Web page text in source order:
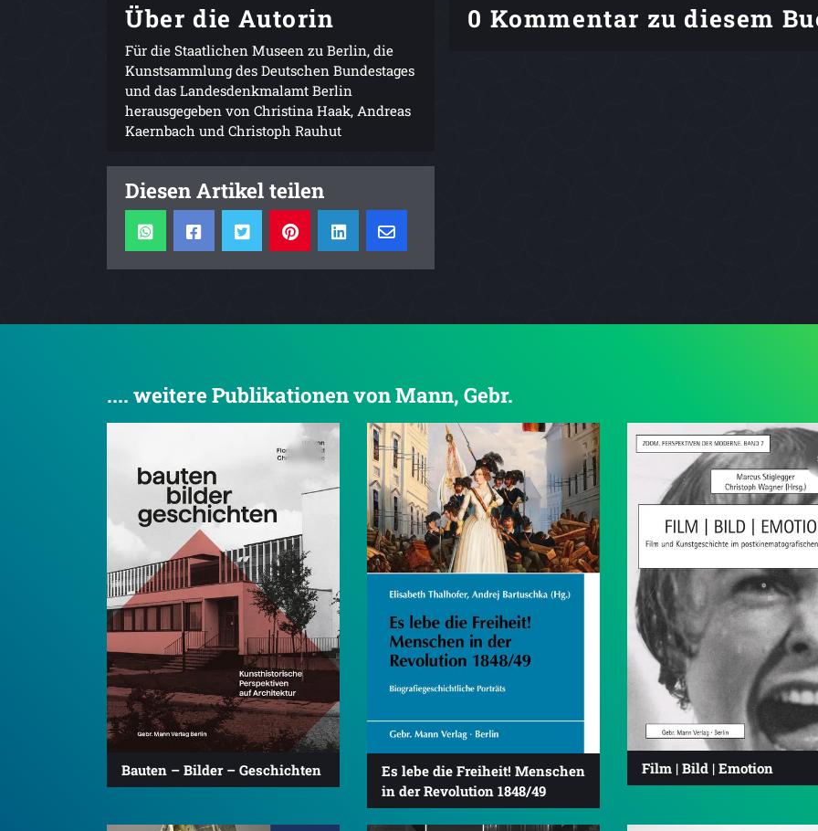
Über die Autorin
Für die Staatlichen Museen zu Berlin, die
Kunstsammlung des Deutschen Bundestages
und das Landesdenkmalamt Berlin
herausgegeben von Christina Haak, Andreas
Kaernbach und Christoph Rauhut
Diesen Artikel teilen
0 Kommentar zu diesem
.... weitere Publikationen von Mann, Gebr.
Bauten – Bilder – Geschichten
Es lebe die Freiheit! Menschen
in der Revolution 1848/49
Film | Bild | Emotion